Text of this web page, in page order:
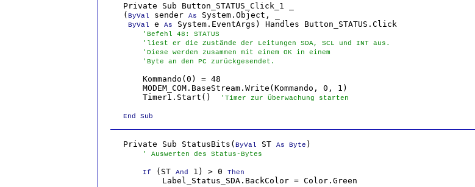
    Private Sub Button_STATUS_Click_1 _
    (
ByVal sender As System.Object, _
ByVal e As System.EventArgs) Handles Button_STATUS.Click
'Befehl 48: STATUS
'liest er die Zustände der Leitungen SDA, SCL und INT aus.
'Diese werden zusammen mit einem OK in einem
'Byte an den PC zurückgesendet.
        Kommando(0) = 48
        MODEM_COM.BaseStream.Write(Kommando, 0, 1)
        Timer1.Start()
'Timer zur Überwachung starten
End Sub
    Private Sub StatusBits(
ByVal ST As Byte )
' Auswerten des Status-Bytes
If (ST And 1) > 0 Then
            Label_Status_SDA.BackColor = Color.Green